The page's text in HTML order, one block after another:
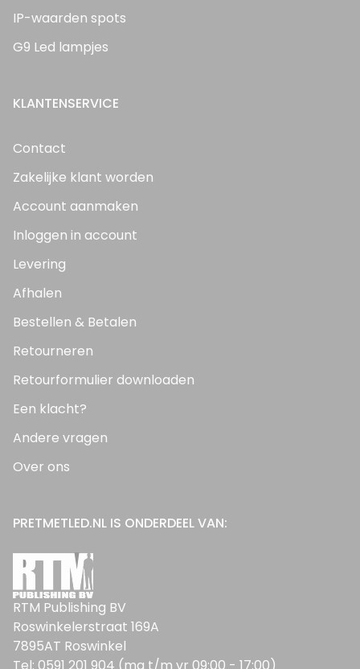
IP-waarden spots
G9 Led lampjes
KLANTENSERVICE
Contact
Zakelijke klant worden
Account aanmaken
Inloggen in account
Levering
Afhalen
Bestellen & Betalen
Retourneren
Retourformulier downloaden
Een klacht?
Andere vragen
Over ons
PRETMETLED.NL IS ONDERDEEL VAN:
RTM Publishing BV
Roswinkelerstraat 169A
7895AT Roswinkel